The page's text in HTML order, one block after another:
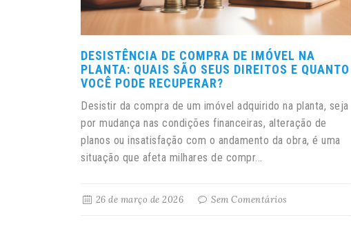
DESISTÊNCIA DE COMPRA DE IMÓVEL NA
PLANTA: QUAIS SÃO SEUS DIREITOS E QUANTO
VOCÊ PODE RECUPERAR?
Desistir da compra de um imóvel adquirido na planta, seja
por mudança nas condições financeiras, alteração de
planos ou insatisfação com o andamento da obra, é uma
situação que afeta milhares de compr...
26 de março de 2026 Sem Comentários